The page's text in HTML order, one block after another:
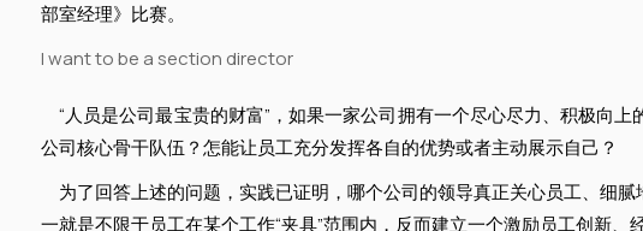
部室经理》比赛。
“人员是公司最宝贵的财富”，如果一家公司拥有一个尽心尽力、积极向
公司核心骨干队伍？怎能让员工充分发挥各自的优势或者主动展示自己？
为了回答上述的问题，实践已证明，哪个公司的领导真正关心员工、细
一就是不限于员工在某个工作“夹具”范围内，反而建立一个激励员工创新、